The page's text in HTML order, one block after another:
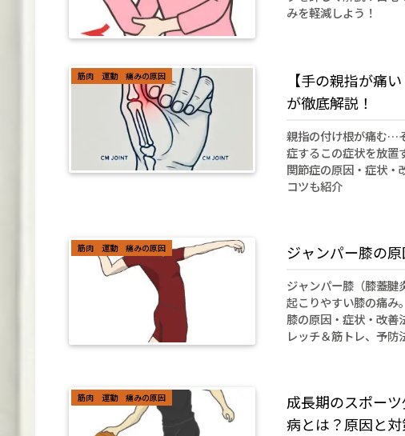
みを軽減しよう！
筋肉 運動 痛みの原因
【手の親指が痛
が徹底解説！
親指の付け根が痛む…
症するこの症状を放置
関節症の原因・症状・
コツも紹介
筋肉 運動 痛みの原因 ジャンパー膝の
ジャンパー膝（膝蓋腱
起こりやすい膝の痛み
膝の原因・症状・改善
レッチ＆筋トレ、予防
筋肉 運動 痛みの原因
成長期のスポー
病とは？原因と対